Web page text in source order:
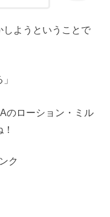
しようということで
のローション・ミル
ク